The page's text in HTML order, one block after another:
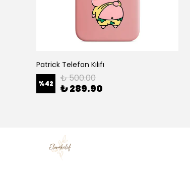
Patrick Telefon Kılıfı
%42 ₺ 500.00
₺ 289.90